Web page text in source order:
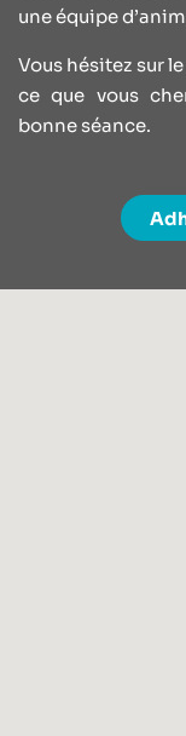
une équipe
Vous hésitez sur
ce que vous
bonne séance.